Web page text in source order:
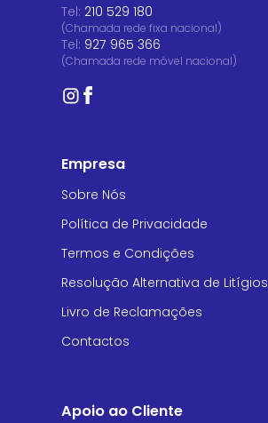
Tel: 210 529 180
(Chamada rede fixa nacional)
Tel: 927 965 366
(Chamada rede móvel nacional)
Empresa
Sobre Nós
Política de Privacidade
Termos e Condições
Resolução Alternativa de Litígios
Livro de Reclamações
Contactos
Apoio ao Cliente